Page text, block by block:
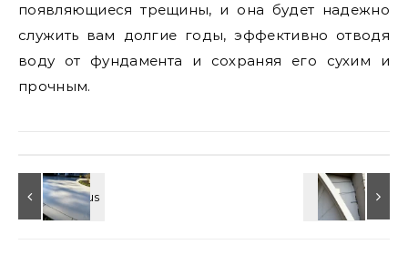
появляющиеся трещины, и она будет надежно
служить вам долгие годы, эффективно отводя
воду от фундамента и сохраняя его сухим и
прочным.